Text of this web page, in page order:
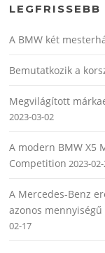
A BMW két
Bemutatkozik a
Megvilágított
2023-03-02
A modern BMW X5
Competition 2023-
A Mercedes-Benz
azonos
02-17